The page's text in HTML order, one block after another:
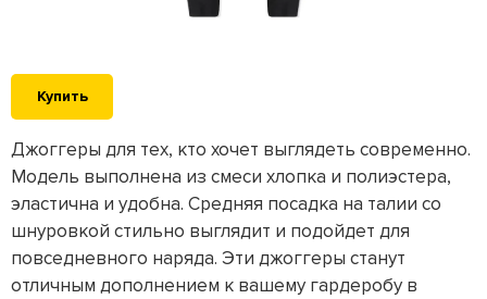
Купить
Джоггеры для тех, кто хочет выглядеть современно.
Модель выполнена из смеси хлопка и полиэстера,
эластична и удобна. Средняя посадка на талии со
шнуровкой стильно выглядит и подойдет для
повседневного наряда. Эти джоггеры станут
отличным дополнением к вашему гардеробу в